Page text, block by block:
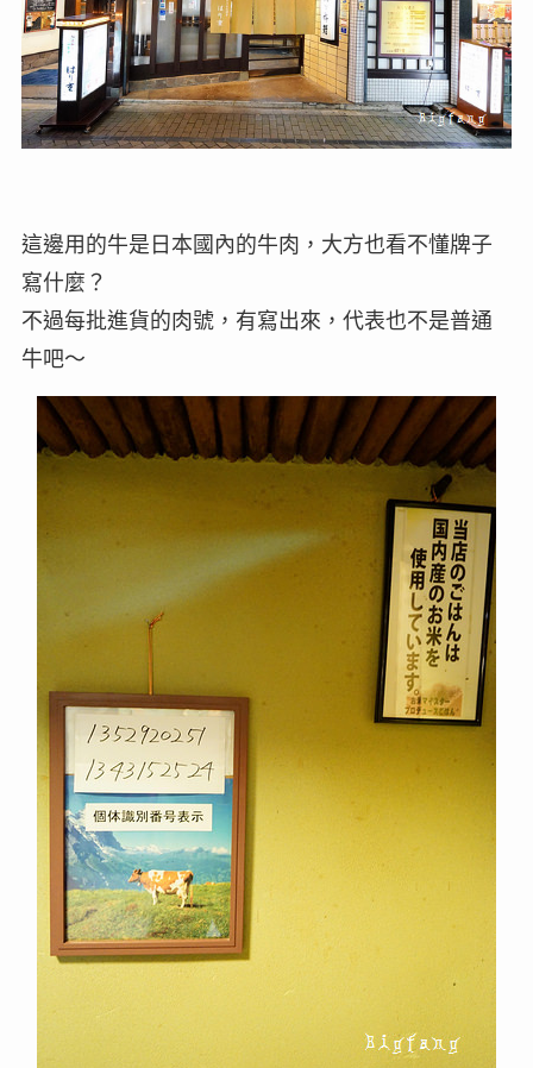
這邊用的牛是日本國內的牛肉，大方也看不懂牌子
寫什麼？
不過每批進貨的肉號，有寫出來，代表也不是普通
牛吧～